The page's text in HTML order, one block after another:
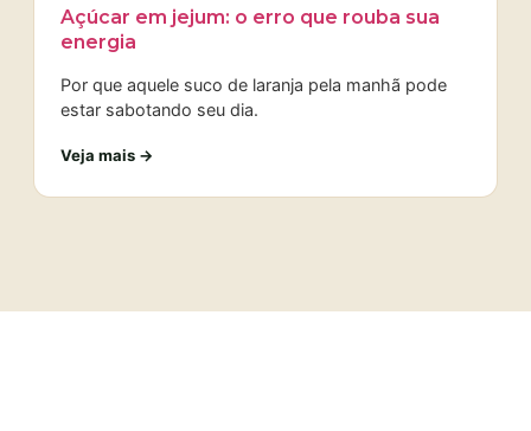
Açúcar em jejum: o erro que rouba sua
energia
Por que aquele suco de laranja pela manhã pode
estar sabotando seu dia.
Veja mais →